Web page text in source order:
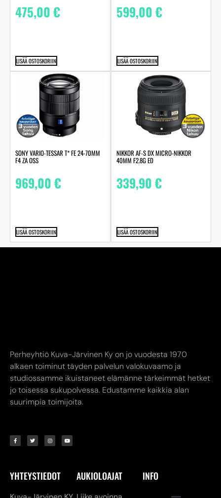
475,00€
LISÄÄ OSTOSKORIIN
599,00€
LISÄÄ OSTOSKORIIN
SONY VARIO-TESSAR T* FE 24-70MM
F4 ZA OSS
969,00€
LISÄÄ OSTOSKORIIN
NIKKOR AF-S DX MICRO-NIKKOR
40MM F2.8G ED
339,90€
LISÄÄ OSTOSKORIIN
Perheyhtiö Kuva-Järvinen Ky on jo vuodesta 1970
alkaen toiminut täyden palvelun valokuvaamo ja
studiossamme ikuistaneet elämänne tärkeimmät hetket
jo toisessa sukupolvessa. Edustamme kaikkia alan
suurimpia toimijoita.
YHTEYSTIEDOT AUKIOLOAJAT INFO